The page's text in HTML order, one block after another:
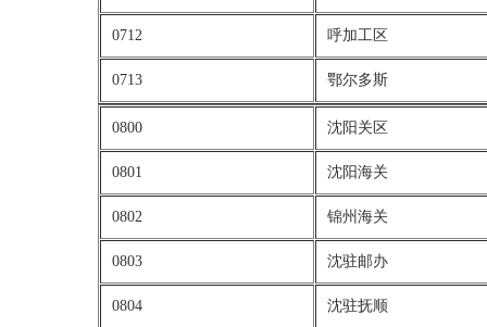
0712 呼加工区
0713 鄂尔多斯
0800 沈阳关区
0801 沈阳海关
0802 锦州海关
0803 沈驻邮办
0804 沈驻抚顺